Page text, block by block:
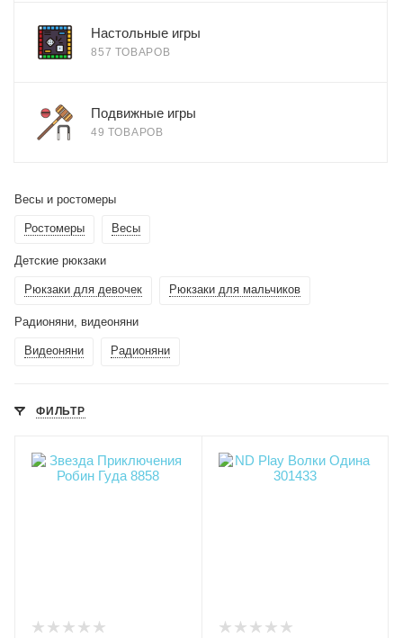
Настольные игры
857 ТОВАРОВ
Подвижные игры
49 ТОВАРОВ
Весы и ростомеры
Ростомеры Весы
Детские рюкзаки
Рюкзаки для девочек Рюкзаки для мальчиков
Радионяни, видеоняни
Видеоняни Радионяни
ФИЛЬТР